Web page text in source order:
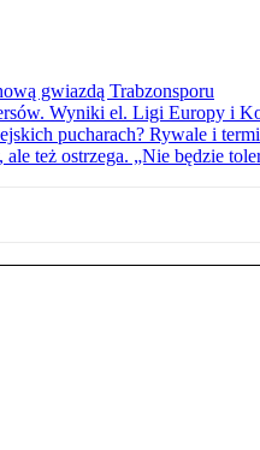
gwiazdą Trabzonsporu
Wyniki el. Ligi Europy i
pucharach? Rywale i
też ostrzega. „Nie będzie